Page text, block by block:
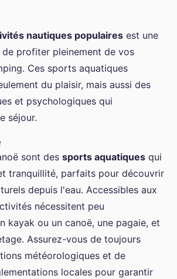
nautiques populaires est une
profiter pleinement de vos
Ces sports aquatiques
du plaisir, mais aussi des
et psychologiques qui
séjour.
sont des sports aquatiques qui
tranquillité, parfaits pour découvrir
depuis l'eau. Accessibles aux
nécessitent peu
kayak ou un canoë, une pagaie, et
Assurez-vous de toujours
météorologiques et de
locales pour garantir